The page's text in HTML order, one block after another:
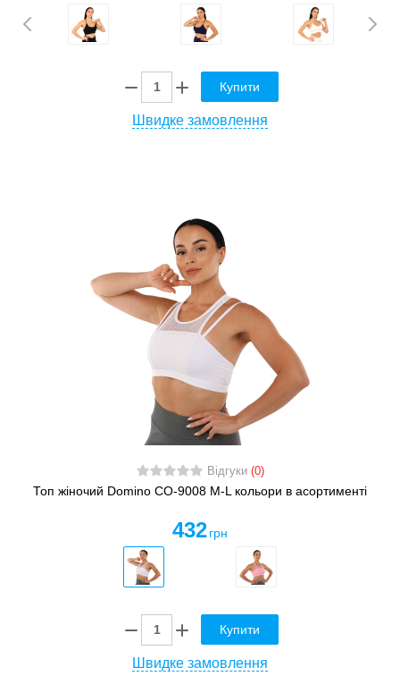
Купити
Швидке замовлення
Відгуки (0)
Топ жіночий Domino CO-9008 M-L кольори в асортименті
432 грн
Купити
Швидке замовлення